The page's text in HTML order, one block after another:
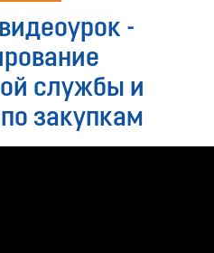
-
службы и
закупкам